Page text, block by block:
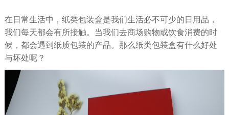
在日常生活中，纸类包装盒是我们生活必不可少的日用品，
我们每天都会有所接触。当我们去商场购物或饮食消费的时
候，都会遇到纸质包装的产品。 那么纸类包装盒有什么好处
与坏处呢？